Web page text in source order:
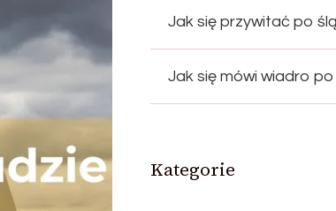
Jak się przywitać po
Jak się mówi wiadro
Kategorie